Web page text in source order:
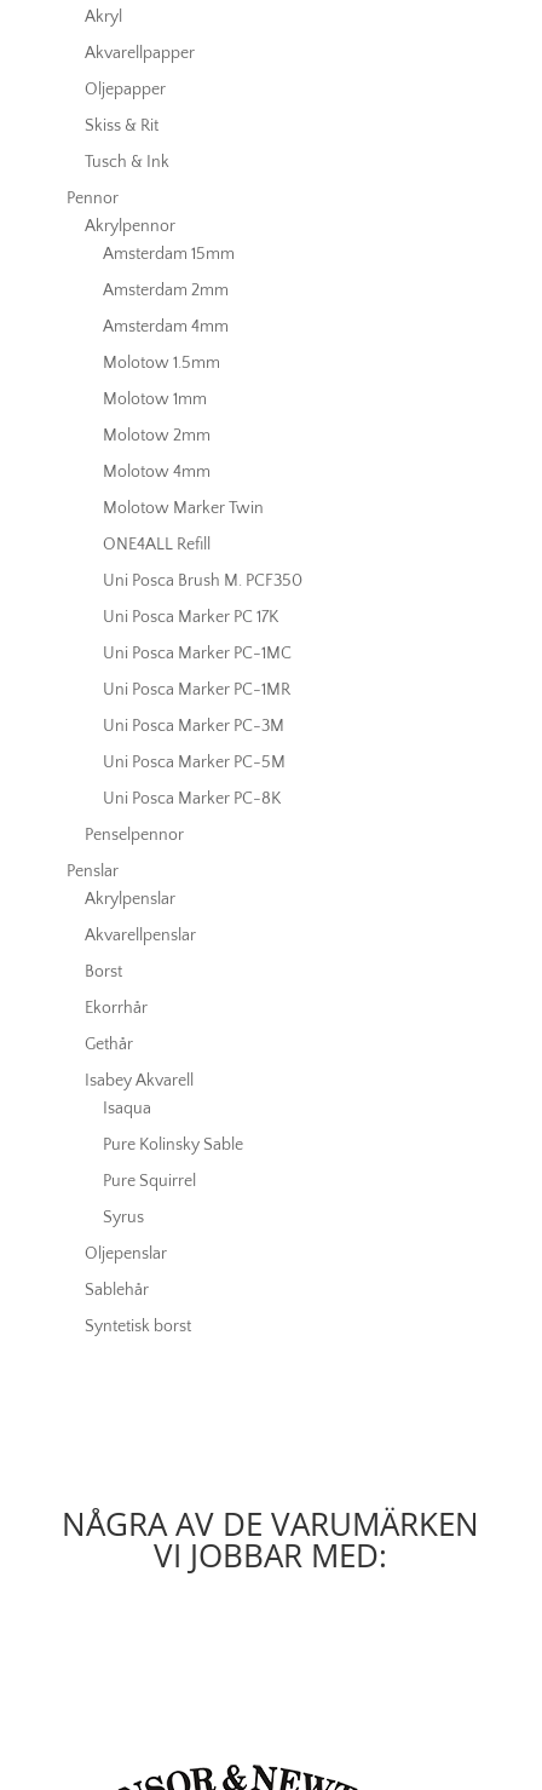
Akryl
Akvarellpapper
Oljepapper
Skiss & Rit
Tusch & Ink
Pennor
Akrylpennor
Amsterdam 15mm
Amsterdam 2mm
Amsterdam 4mm
Molotow 1.5mm
Molotow 1mm
Molotow 2mm
Molotow 4mm
Molotow Marker Twin
ONE4ALL Refill
Uni Posca Brush M. PCF350
Uni Posca Marker PC 17K
Uni Posca Marker PC-1MC
Uni Posca Marker PC-1MR
Uni Posca Marker PC-3M
Uni Posca Marker PC-5M
Uni Posca Marker PC-8K
Penselpennor
Penslar
Akrylpenslar
Akvarellpenslar
Borst
Ekorrhår
Gethår
Isabey Akvarell
Isaqua
Pure Kolinsky Sable
Pure Squirrel
Syrus
Oljepenslar
Sablehår
Syntetisk borst
NÅGRA AV DE VARUMÄRKEN
VI JOBBAR MED: